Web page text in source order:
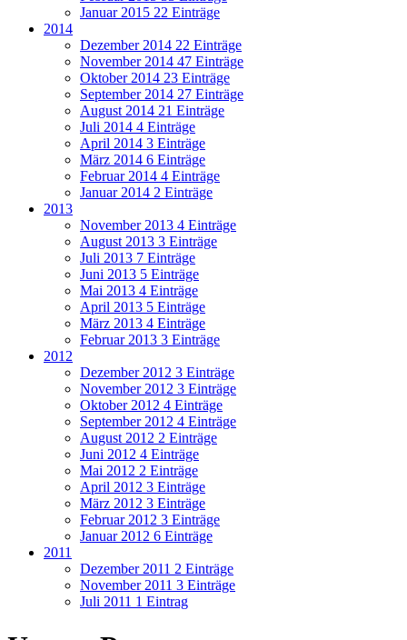
Januar 2015 22 Einträge
2014
Dezember 2014 22 Einträge
November 2014 47 Einträge
Oktober 2014 23 Einträge
September 2014 27 Einträge
August 2014 21 Einträge
Juli 2014 4 Einträge
April 2014 3 Einträge
März 2014 6 Einträge
Februar 2014 4 Einträge
Januar 2014 2 Einträge
2013
November 2013 4 Einträge
August 2013 3 Einträge
Juli 2013 7 Einträge
Juni 2013 5 Einträge
Mai 2013 4 Einträge
April 2013 5 Einträge
März 2013 4 Einträge
Februar 2013 3 Einträge
2012
Dezember 2012 3 Einträge
November 2012 3 Einträge
Oktober 2012 4 Einträge
September 2012 4 Einträge
August 2012 2 Einträge
Juni 2012 4 Einträge
Mai 2012 2 Einträge
April 2012 3 Einträge
März 2012 3 Einträge
Februar 2012 3 Einträge
Januar 2012 6 Einträge
2011
Dezember 2011 2 Einträge
November 2011 3 Einträge
Juli 2011 1 Eintrag